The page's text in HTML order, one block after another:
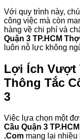
Với quy trình này,
công việc mà còn
hàng về chi phí và
Quận 3 TP.HCM
luôn nỗ lực không
Lợi Ích Vượt
Thông Tắc
3
Việc lựa chọn một
Cầu Quận 3
.Com mang lại